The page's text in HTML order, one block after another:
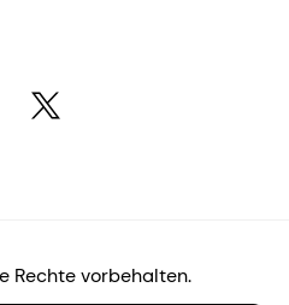
Rechte vorbehalten.